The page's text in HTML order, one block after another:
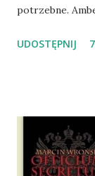
potrzebne.
Mazowieckim,
wspólnego
nieco
ludźmi i kotami,
UDOSTĘPNIJ